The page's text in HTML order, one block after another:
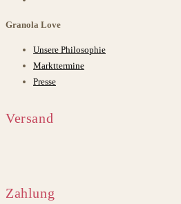
Granola Love
Unsere Philosophie
Markttermine
Presse
Versand
Zahlung